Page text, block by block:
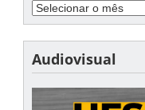
Audiovisual